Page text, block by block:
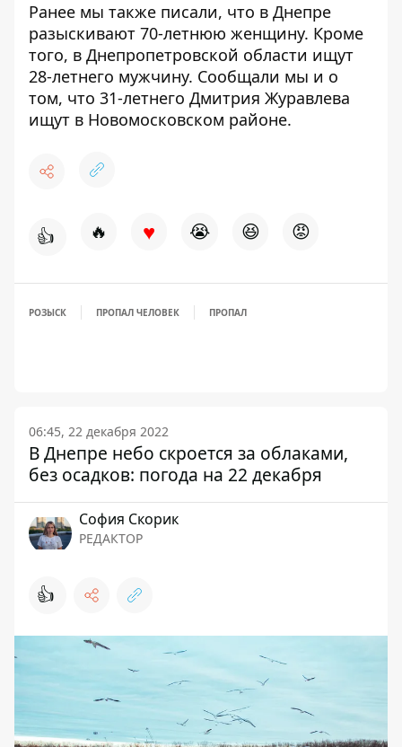
Ранее мы также писали, что в Днепре
разыскивают 70-летнюю женщину. Кроме
того, в Днепропетровской области ищут
28-летнего мужчину. Сообщали мы и о
том, что 31-летнего Дмитрия Журавлева
ищут в Новомосковском районе.
👍 🔥 ♥ 😭 😆 😡
РОЗЫСК ПРОПАЛ ЧЕЛОВЕК ПРОПАЛ
06:45, 22 декабря 2022
В Днепре небо скроется за облаками,
без осадков: погода на 22 декабря
София Скорик
РЕДАКТОР
👍